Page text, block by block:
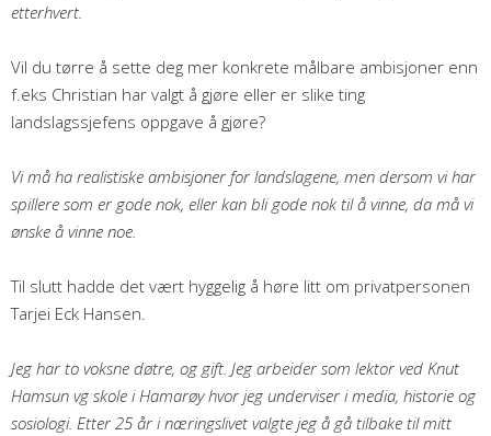
etterhvert.
Vil du tørre å sette deg mer konkrete målbare ambisjoner enn
f.eks Christian har valgt å gjøre eller er slike ting
landslagssjefens oppgave å gjøre?
Vi må ha realistiske ambisjoner for landslagene, men dersom vi har
spillere som er gode nok, eller kan bli gode nok til å vinne, da må vi
ønske å vinne noe.
Til slutt hadde det vært hyggelig å høre litt om privatpersonen
Tarjei Eck Hansen.
Jeg har to voksne døtre, og gift. Jeg arbeider som lektor ved Knut
Hamsun vg skole i Hamarøy hvor jeg underviser i media, historie og
sosiologi. Etter 25 år i næringslivet valgte jeg å gå tilbake til mitt